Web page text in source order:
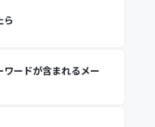
ら
ードが含まれるメー